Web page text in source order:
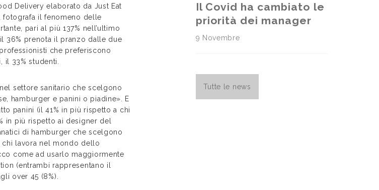
Delivery elaborato da Just Eat
fotografa il fenomeno delle
pari al più 137% nell’ultimo
36% prenota il pranzo dalle due
che preferiscono
il 33% studenti.
settore sanitario che scelgono
hamburger e panini o piadine». E
panini (il 41% in più rispetto a chi
in più rispetto ai designer del
di hamburger che scelgono
chi lavora nel mondo dello
come ad usarlo maggiormente
(entrambi rappresentano il
over 45 (8%).
Il Covid ha cambiato le
priorità dei manager
9 Novembre
Tutte le news